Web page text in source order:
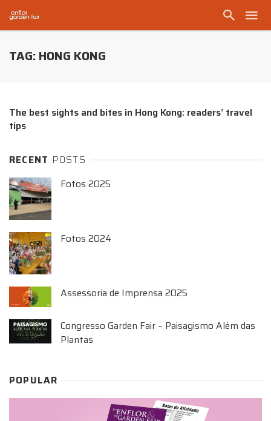
TAG: HONG KONG
The best sights and bites in Hong Kong: readers’ travel
tips
RECENT POSTS
Fotos 2025
Fotos 2024
Assessoria de Imprensa 2025
Congresso Garden Fair – Paisagismo Além das
Plantas
POPULAR